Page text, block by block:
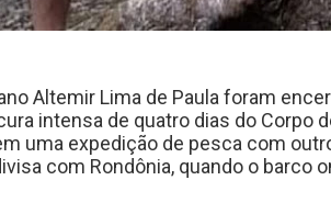
Altemir Lima de Paula foram
intensa de quatro dias do Corpo
uma expedição de pesca com
com Rondônia, quando o barco